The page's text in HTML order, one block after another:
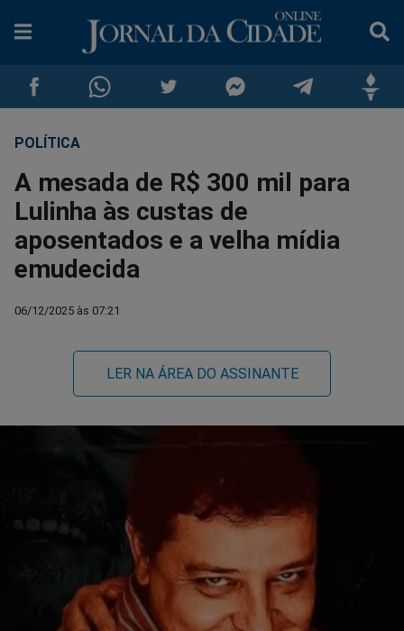
Compartilhar
no
Facebook
Compartilhar
no
Whatsapp
no
Twitter
no
Messenger
no
Telegram
POLÍTICA
A mesada de R$ 300 mil para
Lulinha às custas de
aposentados e a velha mídia
emudecida
06/12/2025 às 07:21
LER NA ÁREA DO ASSINANTE